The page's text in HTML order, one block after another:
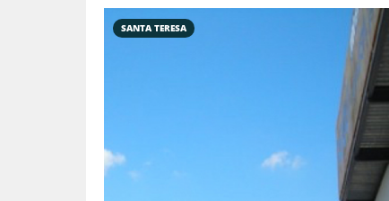
SANTA TERESA